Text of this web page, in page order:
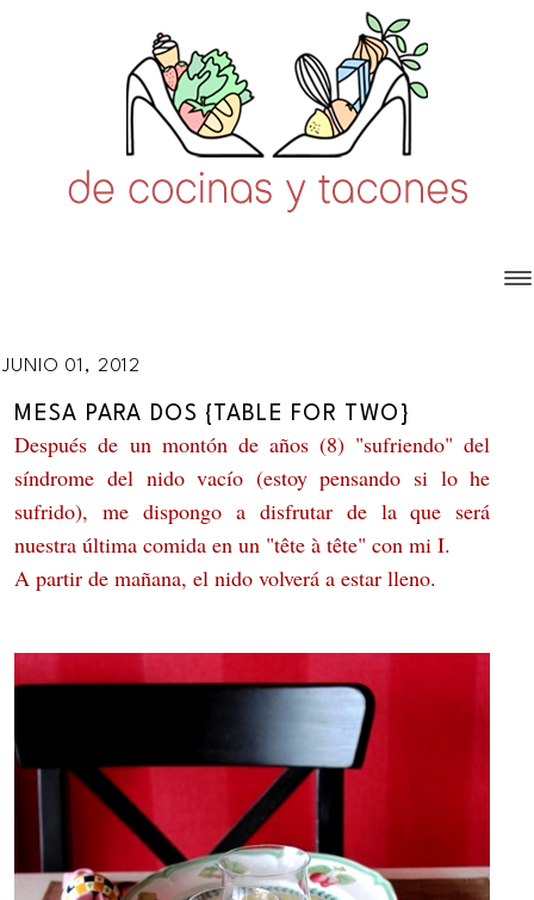
JUNIO 01, 2012
MESA PARA DOS {TABLE FOR TWO}
Después de un montón de años (8) "sufriendo" del
síndrome del nido vacío (estoy pensando si lo he
sufrido), me dispongo a disfrutar de la que será
nuestra última comida en un "tête à tête" con mi I.
A partir de mañana, el nido volverá a estar lleno.